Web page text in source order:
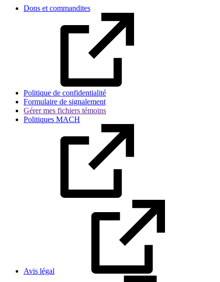
Dons et commandites
Politique de confidentialité
Formulaire de signalement
Gérer mes fichiers témoins
Politiques MACH
Avis légal